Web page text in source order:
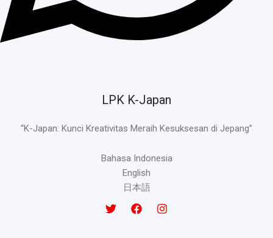
LPK K-Japan
“K-Japan: Kunci Kreativitas Meraih Kesuksesan di Jepang”
Bahasa Indonesia
English
日本語